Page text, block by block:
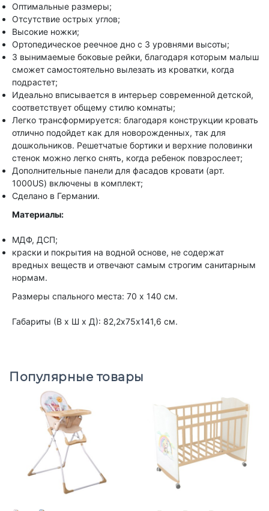
Оптимальные размеры;
Отсутствие острых углов;
Высокие ножки;
Ортопедическое реечное дно с 3 уровнями высоты;
3 вынимаемые боковые рейки, благодаря которым малыш
сможет самостоятельно вылезать из кроватки, когда
подрастет;
Идеально вписывается в интерьер современной детской,
соответствует общему стилю комнаты;
Легко трансформируется: благодаря конструкции кровать
отлично подойдет как для новорожденных, так для
дошкольников. Решетчатые бортики и верхние половинки
стенок можно легко снять, когда ребенок повзрослеет;
Дополнительные панели для фасадов кровати (арт.
1000US) включены в комплект;
Сделано в Германии.
Материалы:
МДФ, ДСП;
краски и покрытия на водной основе, не содержат
вредных веществ и отвечают самым строгим санитарным
нормам.
Размеры спального места: 70 x 140 см.
Габариты (В х Ш х Д): 82,2х75х141,6 см.
Популярные товары